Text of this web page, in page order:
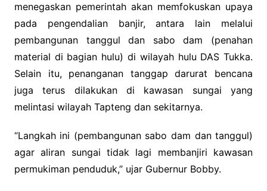
menegaskan pemerintah akan memfokuskan upaya
pada pengendalian banjir, antara lain melalui
pembangunan tanggul dan sabo dam (penahan
material di bagian hulu) di wilayah hulu DAS Tukka.
Selain itu, penanganan tanggap darurat bencana
juga terus dilakukan di kawasan sungai yang
melintasi wilayah Tapteng dan sekitarnya.
“Langkah ini (pembangunan sabo dam dan tanggul)
agar aliran sungai tidak lagi membanjiri kawasan
permukiman penduduk,” ujar Gubernur Bobby.